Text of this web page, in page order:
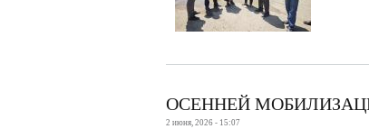
ОСЕННЕЙ
2 июня, 2026 - 15:07